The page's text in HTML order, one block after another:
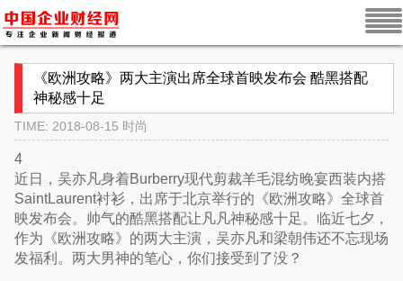
《欧洲攻略》两大主演出席全球首映发布会 酷黑搭配
神秘感十足
TIME: 2018-08-15 时尚
4
近日，吴亦凡身着Burberry现代剪裁羊毛混纺晚宴西装内搭
SaintLaurent衬衫，出席于北京举行的《欧洲攻略》全球首
映发布会。帅气的酷黑搭配让凡凡神秘感十足。临近七夕，
作为《欧洲攻略》的两大主演，吴亦凡和梁朝伟还不忘现场
发福利。两大男神的笔心，你们接受到了没？